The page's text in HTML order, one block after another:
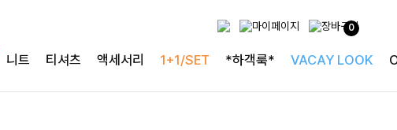
0
니트 티셔츠 액세서리 1+1/SET *하객룩* VACAY LOOK